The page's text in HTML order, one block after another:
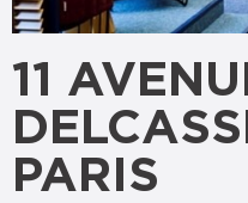
11
PARIS